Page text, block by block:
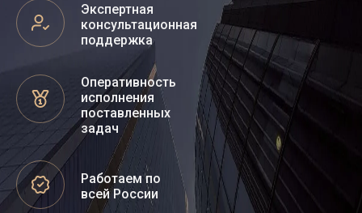
Экспертная
консультационная
поддержка
Оперативность
исполнения
поставленных
задач
Работаем по
всей России